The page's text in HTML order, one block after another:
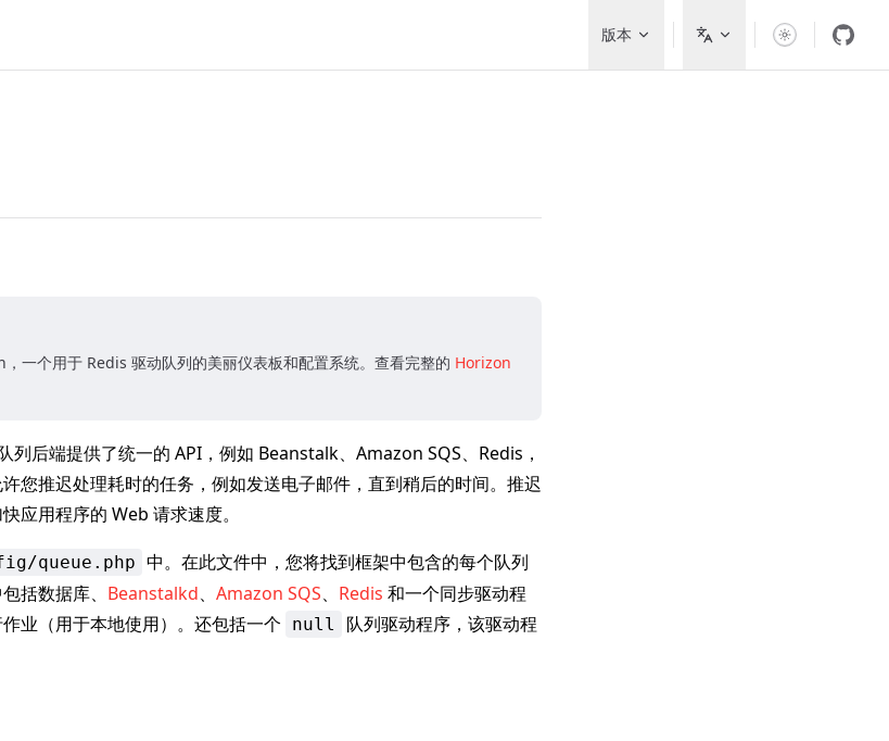
版本
一个用于 Redis 驱动队列的美丽仪表板和配置系统。查看完整的 Horizon
列后端提供了统一的 API，例如 Beanstalk、Amazon SQS、Redis，
您推迟处理耗时的任务，例如发送电子邮件，直到稍后的时间。推迟
应用程序的 Web 请求速度。
queue.php 中。在此文件中，您将找到框架中包含的每个队列
括数据库、 Beanstalkd、 Amazon SQS、 Redis 和一个同步驱动程
业（用于本地使用）。还包括一个
null
队列驱动程序，该驱动程